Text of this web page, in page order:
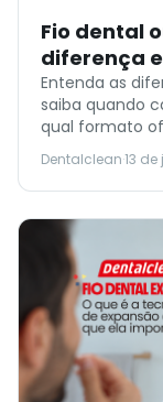
Fio dental
diferença
Entenda as
saiba quando
qual formato
Dentalclean·13